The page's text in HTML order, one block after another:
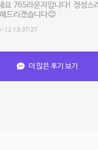
요 765라운지입니다! 정성스
드리겠습니다😊
12 13:37:27
더 많은 후기 보기